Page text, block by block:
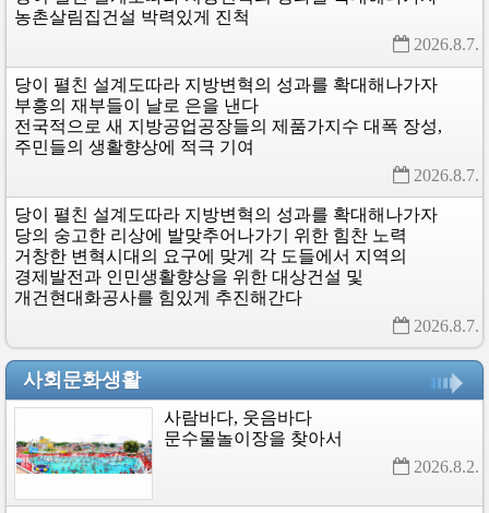
농촌살림집건설 박력있게 진척
2026.8.7.
당이 펼친 설계도따라 지방변혁의 성과를 확대해나가자
부흥의 재부들이 날로 은을 낸다
전국적으로 새 지방공업공장들의 제품가지수 대폭 장성,
주민들의 생활향상에 적극 기여
2026.8.7.
당이 펼친 설계도따라 지방변혁의 성과를 확대해나가자
당의 숭고한 리상에 발맞추어나가기 위한 힘찬 노력
거창한 변혁시대의 요구에 맞게 각 도들에서 지역의
경제발전과 인민생활향상을 위한 대상건설 및
개건현대화공사를 힘있게 추진해간다
2026.8.7.
사회문화생활
사람바다, 웃음바다
문수물놀이장을 찾아서
2026.8.2.